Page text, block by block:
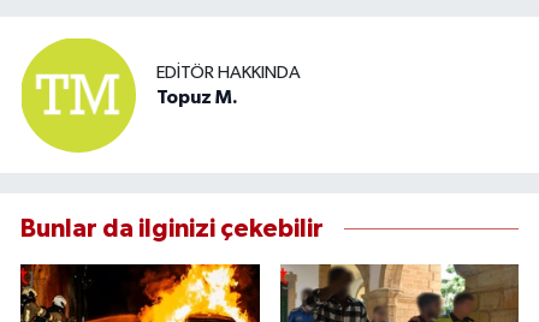
EDITÖR HAKKINDA
Topuz M.
Bunlar da ilginizi çekebilir